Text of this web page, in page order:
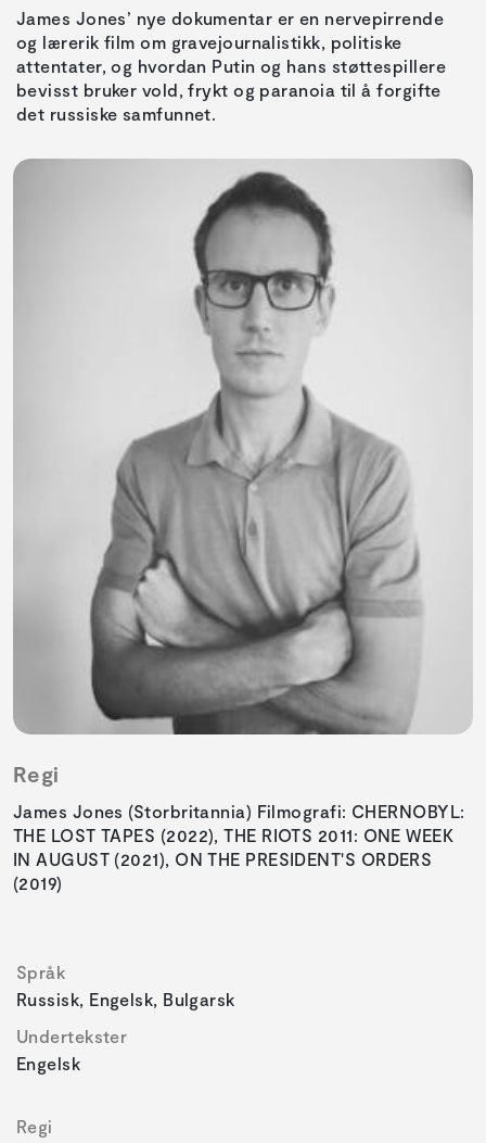
James Jones’ nye dokumentar er en nervepirrende
og lærerik film om gravejournalistikk, politiske
attentater, og hvordan Putin og hans støttespillere
bevisst bruker vold, frykt og paranoia til å forgifte
det russiske samfunnet.
Regi
James Jones (Storbritannia) Filmografi: CHERNOBYL:
THE LOST TAPES (2022), THE RIOTS 2011: ONE WEEK
IN AUGUST (2021), ON THE PRESIDENT'S ORDERS
(2019)
Språk
Russisk, Engelsk, Bulgarsk
Undertekster
Engelsk
Regi